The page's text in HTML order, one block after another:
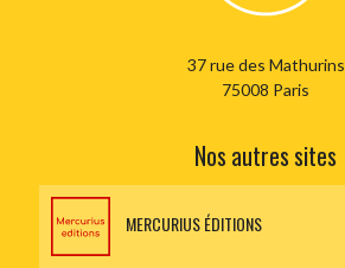
37 rue des Mathurins
75008 Paris
Nos autres sites
MERCURIUS ÉDITIONS